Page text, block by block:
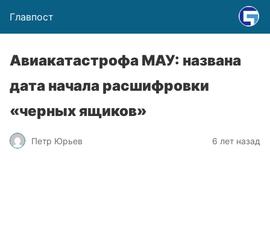
Главпост
Авиакатастрофа МАУ: названа
дата начала расшифровки
«черных ящиков»
Петр Юрьев 6 лет назад